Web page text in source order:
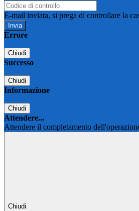
E-mail inviata, si prega di controllare la
Errore
Chiudi
Successo
Chiudi
Informazione
Chiudi
Attendere...
Attendere il completamento
Chiudi